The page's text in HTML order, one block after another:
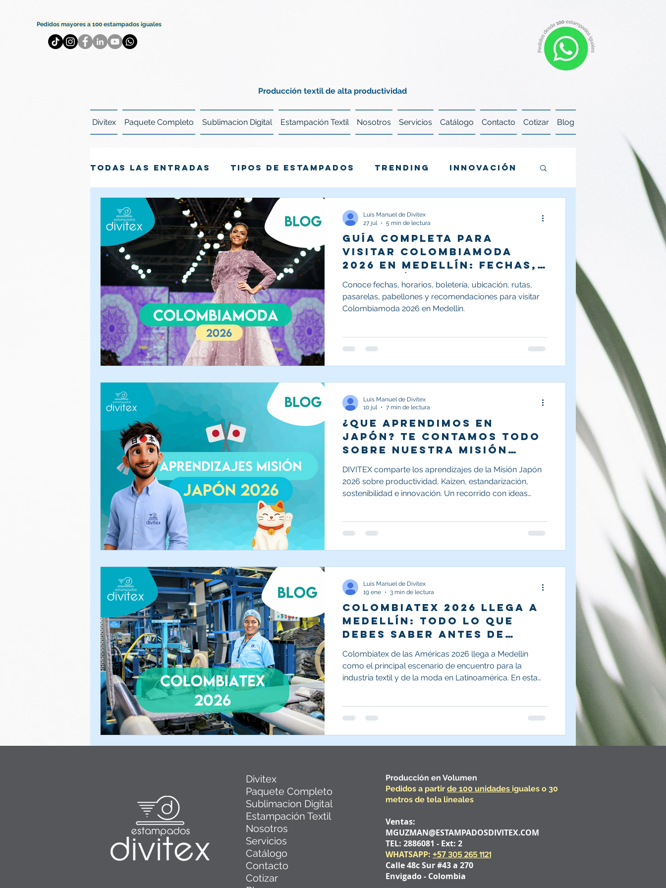
Pedidos mayores a 100 estampados iguales
Producción textil de alta productividad
Divitex Paquete Completo Sublimacion Digital Estampación Textil Nosotros Servicios Catálogo Contacto Cotizar Blog
Todas las entradas TIPOS DE ESTAMPADOS TRENDING INNOVACIÓN
NUEVA TENDENCIA TENDENCIA VIVIDA
SUBLIMACIÓN DIGITAL FERIAS TEXTILES NOTICIAS
Guía completa para
visitar Colombiamoda
2026 en Medellín: fechas,
boletería, pasarelas y
recomendaciones
Conoce fechas, horarios, boletería, ubicación, rutas,
pasarelas, pabellones y recomendaciones para visitar
Colombiamoda 2026 en Medellín.
Luis Manuel de Divitex
27 jul
5 min de lectura
¿Que aprendimos en
japón? Te contamos todo
sobre nuestra misión
DIVITEX comparte los aprendizajes de la Misión Japón
2026 sobre productividad, Kaizen, estandarización,
sostenibilidad e innovación. Un recorrido con ideas
continua.
Luis Manuel de Divitex
10 jul
7 min de lectura
Colombiatex 2026 llega a
Medellín: todo lo que
debes saber antes de
asistir.
Colombiatex de las Américas 2026 llega a Medellín
como el principal escenario de encuentro para la
industria textil y de la moda en Latinoamérica. En esta
fechas, horarios, entradas, espacios destacados,
para aprovechar al máximo tu visita y tomar mejores
decisiones para tus procesos productivos.
Luis Manuel de Divitex
19 ene
3 min de lectura
Divitex
Paquete Completo
Sublimacion Digital
Estampación Textil
Nosotros
Servicios
Catálogo
Contacto
Cotizar
Producción en Volumen
Pedidos a partir de 100 unidades iguales o 30
metros de tela lineales
Ventas:
MGUZMAN@ESTAMPADOSDIVITEX.COM
TEL: 2886081 - Ext: 2
WHATSAPP: +57 305 265 1121
Calle 48c Sur #43 a 270
Envigado - Colombia